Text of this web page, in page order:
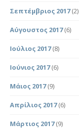
Σεπτέμβριος 2017(2)
Αύγουστος 2017(6)
Ιούλιος 2017(8)
Ιούνιος 2017(6)
Μάιος 2017(9)
Απρίλιος 2017(6)
Μάρτιος 2017(9)